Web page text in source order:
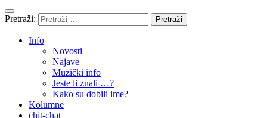
1960 – 1970
1950 – 1960
Autori
Pretraži:
Info
Novosti
Najave
Muzički info
Jeste li znali …?
Kako su dobili ime?
Kolumne
chit-chat